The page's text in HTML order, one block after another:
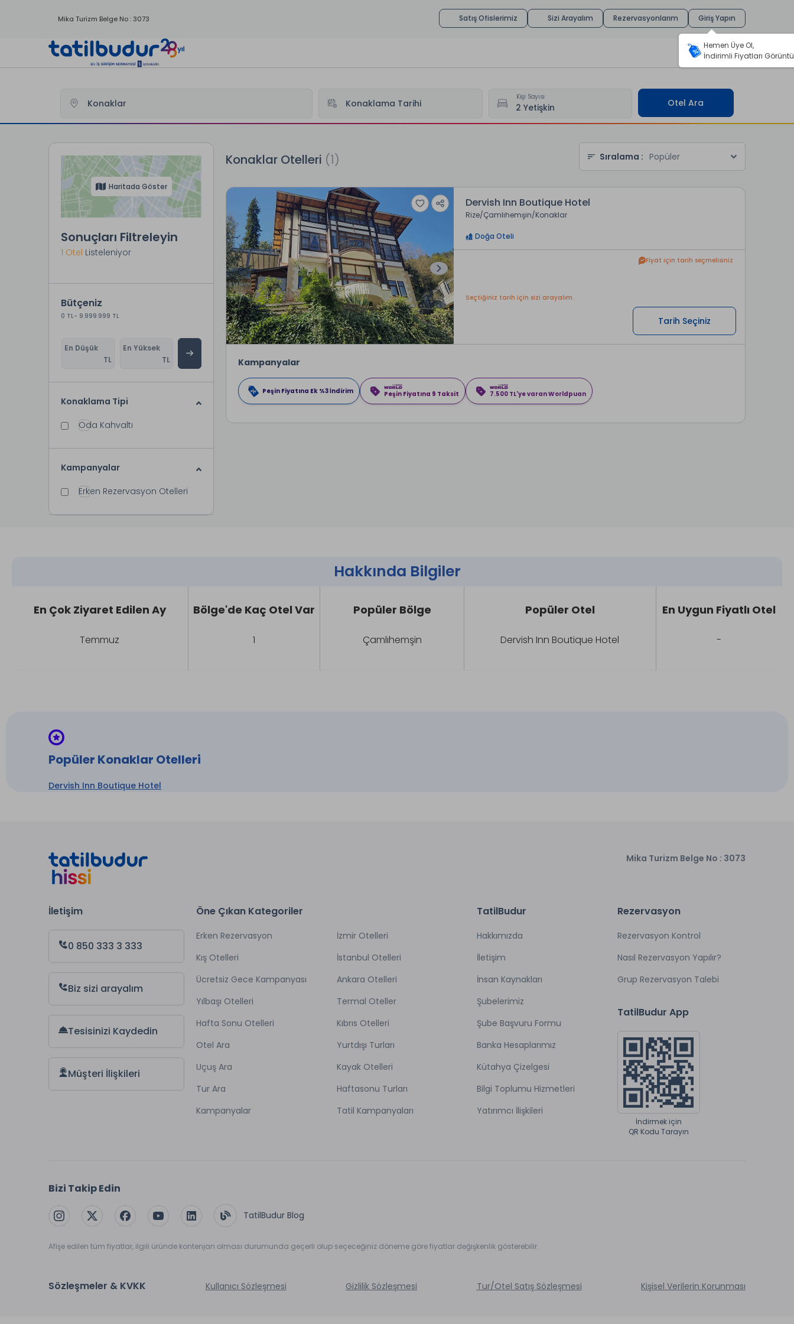
Mika Turizm Belge No : 3073 Satış Ofislerimiz Sizi Arayalım Rezervasyonlarım Giriş Yapın
Konaklama Tarihi
Kişi Sayısı
Otel Ara
Haritada Göster
Sonuçları Filtreleyin
1 Otel Listeleniyor
Bütçeniz
0 TL- 9.999.999 TL
En Düşük
TL
En Yüksek
TL
Konaklama Tipi
Oda Kahvaltı
Kampanyalar
Erken Rezervasyon Otelleri
Sıralama : Popüler
Konaklar Otelleri (1)
Dervish Inn Boutique Hotel
Rize Çamlıhemşin Konaklar
Doğa Oteli
Seçtiğiniz tarih için sizi arayalım.
Fiyat için tarih seçmelisiniz
Tarih Seçiniz
Kampanyalar
Peşin Fiyatına Ek %3 İndirim Peşin Fiyatına 9 Taksit 7.500 TL'ye varan Worldpuan
Hakkında Bilgiler
En Çok Ziyaret Edilen Ay
Temmuz
Bölge'de Kaç Otel Var
1
Popüler Bölge
Çamlıhemşin
Popüler Otel
Dervish Inn Boutique Hotel
En Uygun Fiyatlı Otel
-
Popüler Konaklar Otelleri
Dervish Inn Boutique Hotel
Mika Turizm Belge No : 3073
İletişim
0 850 333 3 333
Biz sizi arayalım
Tesisinizi Kaydedin
Müşteri İlişkileri
Öne Çıkan Kategoriler
Erken Rezervasyon
Kış Otelleri
Ücretsiz Gece Kampanyası
Yılbaşı Otelleri
Hafta Sonu Otelleri
Otel Ara
Uçuş Ara
Tur Ara
Kampanyalar
İzmir Otelleri
İstanbul Otelleri
Ankara Otelleri
Termal Oteller
Kıbrıs Otelleri
Yurtdışı Turları
Kayak Otelleri
Haftasonu Turları
Tatil Kampanyaları
TatilBudur
Hakkımızda
İletişim
İnsan Kaynakları
Şubelerimiz
Şube Başvuru Formu
Banka Hesaplarımız
Kütahya Çizelgesi
Bilgi Toplumu Hizmetleri
Yatırımcı İlişkileri
Rezervasyon
Rezervasyon Kontrol
Nasıl Rezervasyon Yapılır?
Grup Rezervasyon Talebi
TatilBudur App
İndirmek için
QR Kodu Tarayın
Bizi Takip Edin
TatilBudur Blog
Afişe edilen tüm fiyatlar, ilgili üründe kontenjan olması durumunda geçerli olup seçeceğiniz döneme göre fiyatlar değişkenlik gösterebilir.
Sözleşmeler & KVKK Kullanıcı Sözleşmesi Gizlilik Sözleşmesi Tur/Otel Satış Sözleşmesi Kişisel Verilerin Korunması
Hemen Üye Ol,
İndirimli Fiyatları